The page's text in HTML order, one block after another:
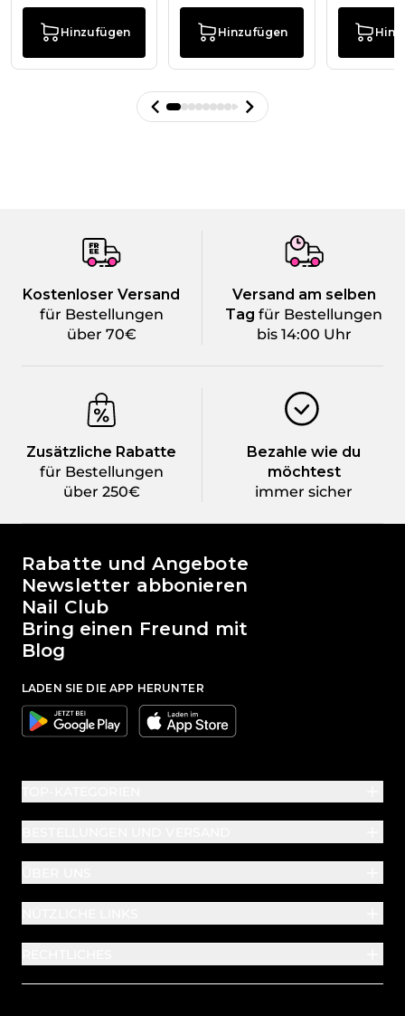
Hinzufügen Hinzufügen
Kostenloser Versand
für Bestellungen
über 70€
Versand am selben
Tag für Bestellungen
bis 14:00 Uhr
Zusätzliche Rabatte
für Bestellungen
über 250€
Bezahle wie du
möchtest
immer sicher
Die Welt von Passione Beauty
Rabatte und Angebote
Newsletter abbonieren
Nail Club
Bring einen Freund mit
Blog
LADEN SIE DIE APP HERUNTER
Google Apple